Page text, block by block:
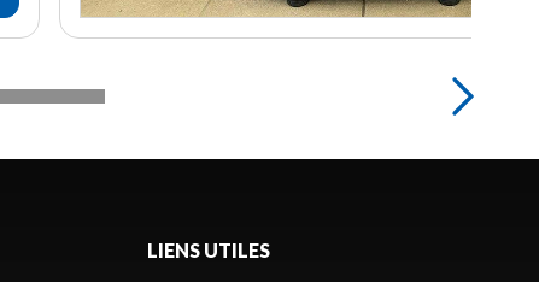
LIENS UTILES